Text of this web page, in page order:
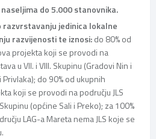
do 5.000 stanovnika.
jedinica lokalne
razvijenosti te iznosi:do 80% od
projekta koji se provodi na
u VII. i VIII. Skupinu (Gradovi Nin i
do 90% od ukupnih
koji se provodi na području JLS
(općine Sali i Preko); za 100%
LAG-a Mareta nema JLS koje se